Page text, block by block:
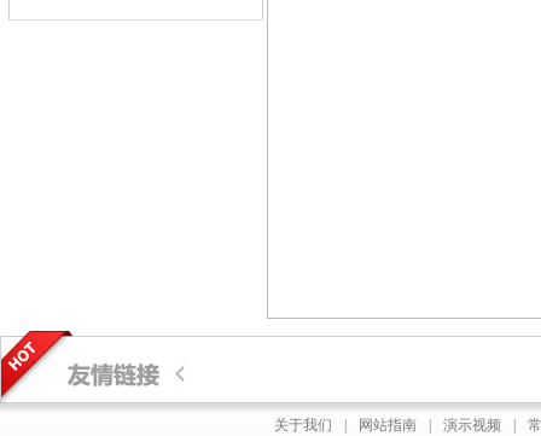
关于我们 网站指南 演示视频